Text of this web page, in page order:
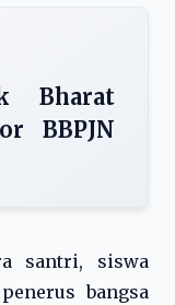
Bharat
BBPJN
santri, siswa
bangsa